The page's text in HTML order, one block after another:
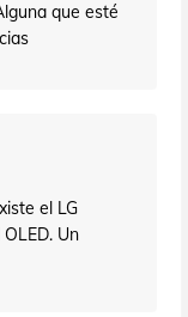
que esté
el LG
Un